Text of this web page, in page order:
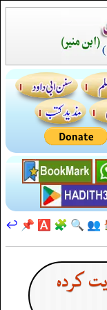
👥
🔍
🧩
🅰️
📌
↩️
کردہ